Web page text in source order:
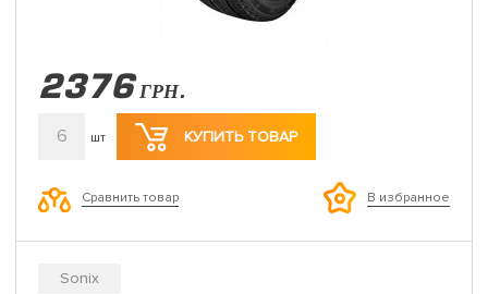
2376 ГРН.
6 шт КУПИТЬ ТОВАР
Сравнить товар В избранное
Sonix